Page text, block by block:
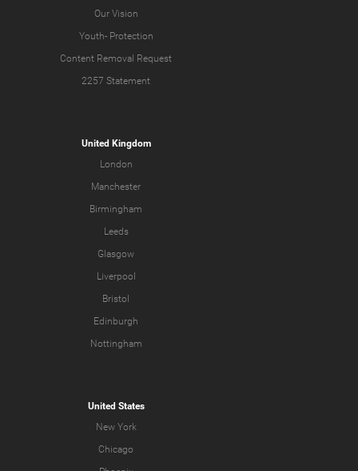
Our Vision
Youth- Protection
Content Removal Request
2257 Statement
United Kingdom
London
Manchester
Birmingham
Leeds
Glasgow
Liverpool
Bristol
Edinburgh
Nottingham
United States
New York
Chicago